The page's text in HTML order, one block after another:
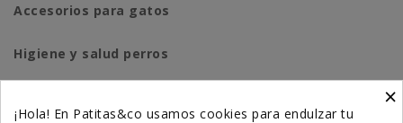
Accesorios para gatos
Higiene y salud perros
×
¡Hola! En Patitas&co usamos cookies para endulzar tu